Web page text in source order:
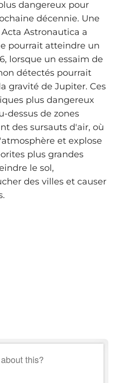
dangereux pour
décennie. Une
Astronautica a
pourrait atteindre un
lorsque un essaim de
détectés pourrait
gravité de Jupiter. Ces
plus dangereux
dessus de zones
des sursauts d'air, où
et explose
plus grandes
le sol,
des villes et causer